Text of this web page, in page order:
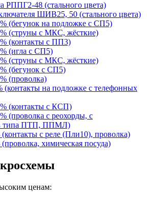
РППГ2-48 (стального цвета)
ШИВ25, 50 (стального цвета)
на подложке с СП5)
с МКС, жёсткие)
с ПП3)
(игла с СП5)
с МКС, жёсткие)
с СП5)
(проволка)
на подложке с телефонных
(контакты с КСП)
с реохорды, с
типа ПТП, ППМЛ)
с реле (Пли10), проволка)
химическая посуда)
ценам: